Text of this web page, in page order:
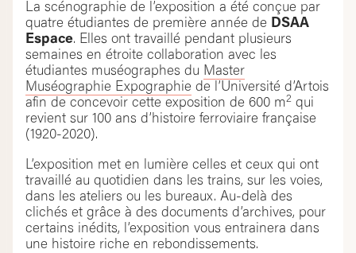
La scénographie de l’exposition a été conçue par
quatre étudiantes de première année de DSAA
Espace. Elles ont travaillé pendant plusieurs
semaines en étroite collaboration avec les
étudiantes muséographes du Master
Muséographie Expographie de l’Université d’Artois
afin de concevoir cette exposition de 600 m2 qui
revient sur 100 ans d’histoire ferroviaire française
(1920-2020).
L’exposition met en lumière celles et ceux qui ont
travaillé au quotidien dans les trains, sur les voies,
dans les ateliers ou les bureaux. Au-delà des
clichés et grâce à des documents d’archives, pour
certains inédits, l’exposition vous entrainera dans
une histoire riche en rebondissements.